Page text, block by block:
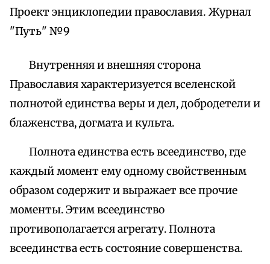
Проект энциклопедии православия. Журнал
"Путь" №9
Внутренняя и внешняя сторона
Православия характеризуется вселенской
полнотой единства веры и дел, добродетели и
блаженства, догмата и культа.
Полнота единства есть всеединство, где
каждый момент ему одному свойственным
образом содержит и выражает все прочие
моменты. Этим всеединство
противополагается агрегату. Полнота
всеединства есть состояние совершенства.